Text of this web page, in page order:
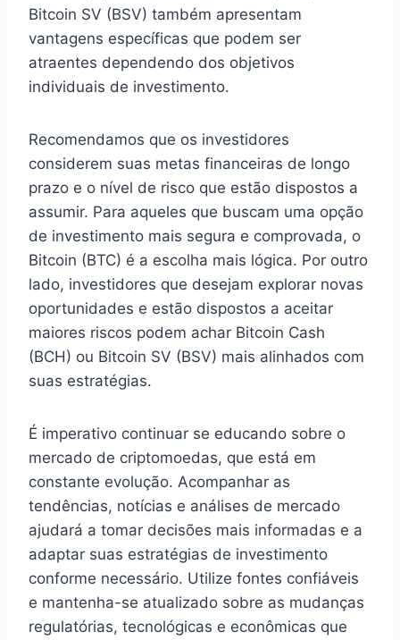
Bitcoin SV (BSV) também apresentam
vantagens específicas que podem ser
atraentes dependendo dos objetivos
individuais de investimento.
Recomendamos que os investidores
considerem suas metas financeiras de longo
prazo e o nível de risco que estão dispostos a
assumir. Para aqueles que buscam uma opção
de investimento mais segura e comprovada, o
Bitcoin (BTC) é a escolha mais lógica. Por outro
lado, investidores que desejam explorar novas
oportunidades e estão dispostos a aceitar
maiores riscos podem achar Bitcoin Cash
(BCH) ou Bitcoin SV (BSV) mais alinhados com
suas estratégias.
É imperativo continuar se educando sobre o
mercado de criptomoedas, que está em
constante evolução. Acompanhar as
tendências, notícias e análises de mercado
ajudará a tomar decisões mais informadas e a
adaptar suas estratégias de investimento
conforme necessário. Utilize fontes confiáveis
e mantenha-se atualizado sobre as mudanças
regulatórias, tecnológicas e econômicas que